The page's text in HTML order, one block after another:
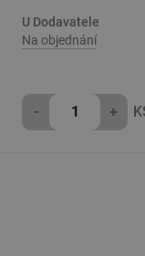
U Dodavatele
Na objednání
- +